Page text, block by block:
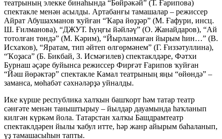
театрының элекке бинаһында “Бөйрәкәй” (Т. Ғарипова)
спектакле менән асылды. Артабанғы тамашалар – режиссер
Айрат Абушахманов ҡуйған “Ҡара йөҙҙәр” (М. Ғафури, инсц.
Ш. Ғилманова), “ДЖУТ. Һуңғы йәйләү” (О. Жанайдаров), “Ай
тотолған төндә” (М. Кәрим), “Йырланмаған йырым һин…” (В.
Исхаҡов), “Яратам, тип әйтеп өлгөрмәнем” (Г. Ғиззәтуллина),
“Ҡоҙаса” (Б. Бикбай, З. Исмәғилев) спектаклдәре, Фәтхи
Бурнаш әҫәре буйынса режиссер Фирғәт Ғарипов ҡуйған
“Йәш йөрәктәр” спектакле Камал театрының яңы “өйөндә” –
заманса, мөһабәт сәхнәләрҙә уйналды.
Ике күрше республика халҡын башҡорт һәм татар театр
сәнғәте менән таныштырыу – йылдар дауамында һаҡланып
килгән күркәм йола. Татарстан халҡы Башдрамтеатр
спектаклдәрен йылы ҡабул итте, һәр жанр айырым баһаланып,
үҙ тамашасыһын тапты.